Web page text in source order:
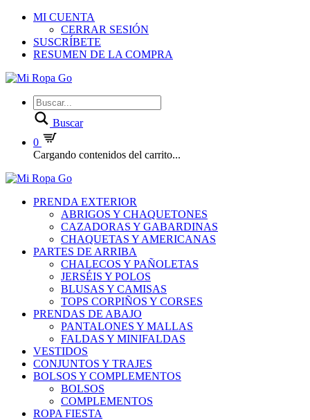
MI CUENTA
CERRAR SESIÓN
SUSCRÍBETE
RESUMEN DE LA COMPRA
Buscar
0
Cargando contenidos del carrito...
PRENDA EXTERIOR
ABRIGOS Y CHAQUETONES
CAZADORAS Y GABARDINAS
CHAQUETAS Y AMERICANAS
PARTES DE ARRIBA
CHALECOS Y PAÑOLETAS
JERSÉIS Y POLOS
BLUSAS Y CAMISAS
TOPS CORPIÑOS Y CORSES
PRENDAS DE ABAJO
PANTALONES Y MALLAS
FALDAS Y MINIFALDAS
VESTIDOS
CONJUNTOS Y TRAJES
BOLSOS Y COMPLEMENTOS
BOLSOS
COMPLEMENTOS
ROPA FIESTA